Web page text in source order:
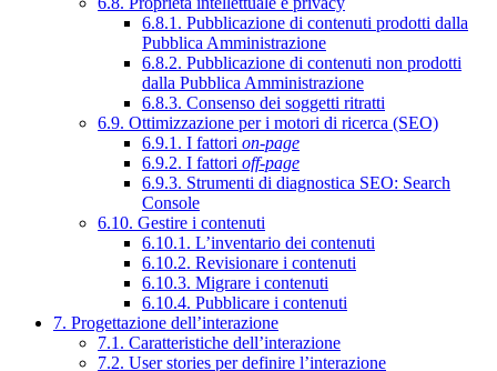
6.8.1. Pubblicazione di contenuti prodotti dalla
Pubblica Amministrazione
6.8.2. Pubblicazione di contenuti non prodotti
dalla Pubblica Amministrazione
6.8.3. Consenso dei soggetti ritratti
6.9. Ottimizzazione per i motori di ricerca (SEO)
6.9.1. I fattori on-page
6.9.2. I fattori off-page
6.9.3. Strumenti di diagnostica SEO: Search
Console
6.10. Gestire i contenuti
6.10.1. L’inventario dei contenuti
6.10.2. Revisionare i contenuti
6.10.3. Migrare i contenuti
6.10.4. Pubblicare i contenuti
7. Progettazione dell’interazione
7.1. Caratteristiche dell’interazione
7.2. User stories per definire l’interazione